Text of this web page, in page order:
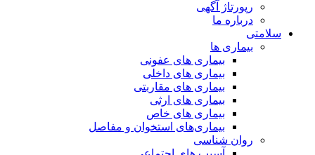
رپورتاژ آگهی
درباره ما
سلامتی
بیماری ها
بیماری های عفونی
بیماری های داخلی
بیماری های مقاربتی
بیماری های ارثی
بیماری های خاص
بیماری‌های استخوان و مفاصل
روان شناسی